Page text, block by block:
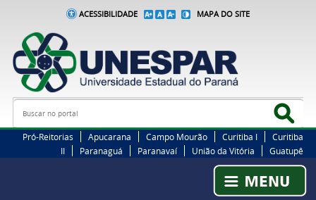
ACESSIBILIDADE MAPA DO SITE
Busca
Pró-Reitorias Apucarana Campo Mourão Curitiba I
Curitiba
II
Paranaguá Paranavaí União da Vitória Guatupê